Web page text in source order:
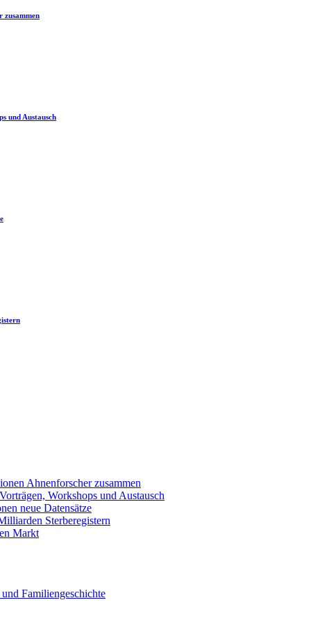
zusammen
und Austausch
Ahnenforscher zusammen
Workshops und Austausch
neue Datensätze
Sterberegistern
Markt
Familiengeschichte